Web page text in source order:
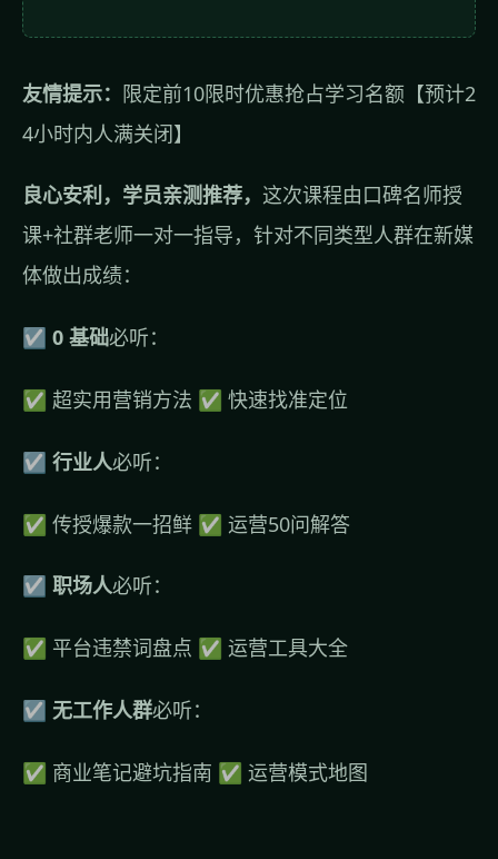
友情提示： 限定前10限时优惠抢占学习名额【预计2
4小时内人满关闭】
良心安利，学员亲测推荐， 这次课程由口碑名师授
课+社群老师一对一指导，针对不同类型人群在新媒
体做出成绩：
☑︎ 0 基础必听：
✅ 超实用营销方法 ✅ 快速找准定位
☑︎ 行业人必听：
✅ 传授爆款一招鲜 ✅ 运营50问解答
☑︎ 职场人必听：
✅ 平台违禁词盘点 ✅ 运营工具大全
☑︎ 无工作人群必听：
✅ 商业笔记避坑指南 ✅ 运营模式地图